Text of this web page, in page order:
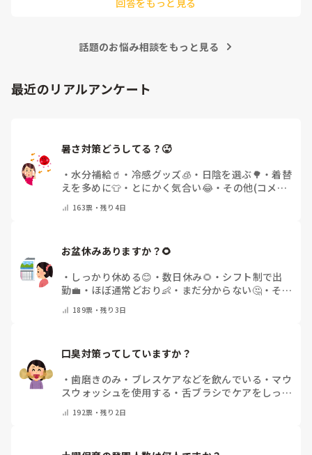
話題のお悩み相談をもっと見る
最近のリアルアンケート
暑さ対策どうしてる？🥵
・水分補給🥤 ・ 冷感グッズ🧊 ・ 日陰を選ぶ🌳 ・着替
えを多めに👕 ・ とにかく気合い😂・ その他(コメン
163票・残り4日
お盆休みありますか？🌻
・ しっかり休める😊 ・ 数日休み🌻 ・ シフト制で出
勤💼 ・ ほぼ通常どおり👶 ・ まだ分からない🤔・ その
189票・残り3日
口臭対策ってしていますか？
・歯磨きのみ ・ ブレスケアなどを飲んでいる ・ マウ
スウォッシュを使用する ・ 舌ブラシでケアをしっか
の他(コメントで教えて下さい)
192票・残り2日